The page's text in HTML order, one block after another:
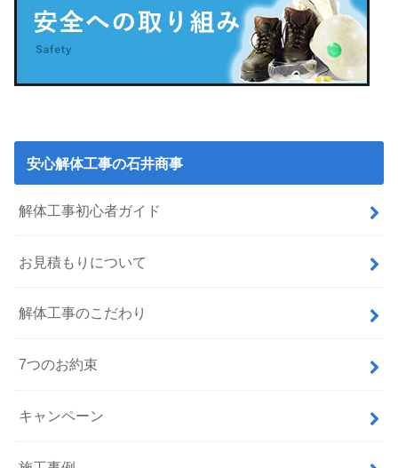
安心解体工事の石井商事
解体工事初心者ガイド
お見積もりについて
解体工事のこだわり
7つのお約束
キャンペーン